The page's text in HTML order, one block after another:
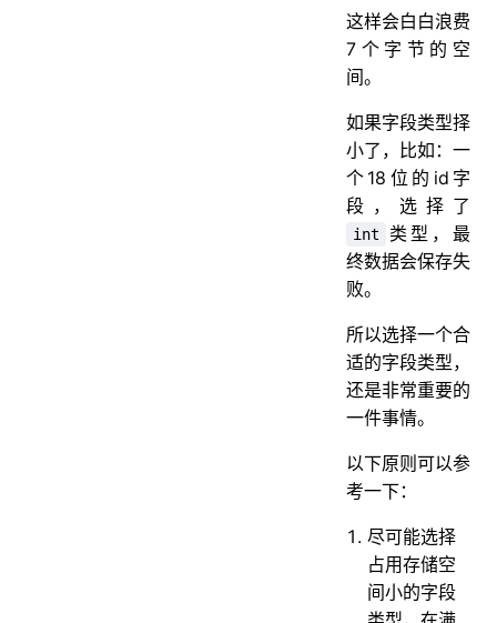
这样会白白浪费
7个字节的空
间。
如果字段类型择
小了，比如：一
个18位的id字
段，选择了
int
类型，最
终数据会保存失
败。
所以选择一个合
适的字段类型，
还是非常重要的
一件事情。
以下原则可以参
考一下：
尽可能选择
占用存储空
间小的字段